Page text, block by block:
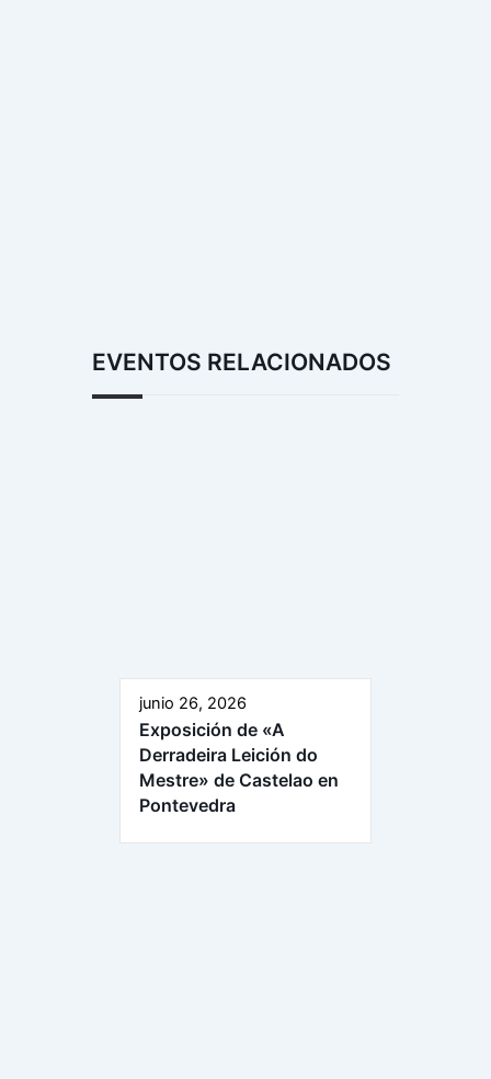
EVENTOS RELACIONADOS
junio 26, 2026
Exposición de «A
Derradeira Leición do
Mestre» de Castelao en
Pontevedra